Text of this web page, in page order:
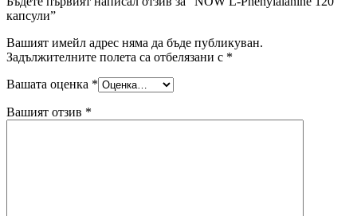
капсули”
Вашият имейл адрес няма да бъде публикуван.
Задължителните полета са отбелязани с *
Вашата оценка *
Вашият отзив *